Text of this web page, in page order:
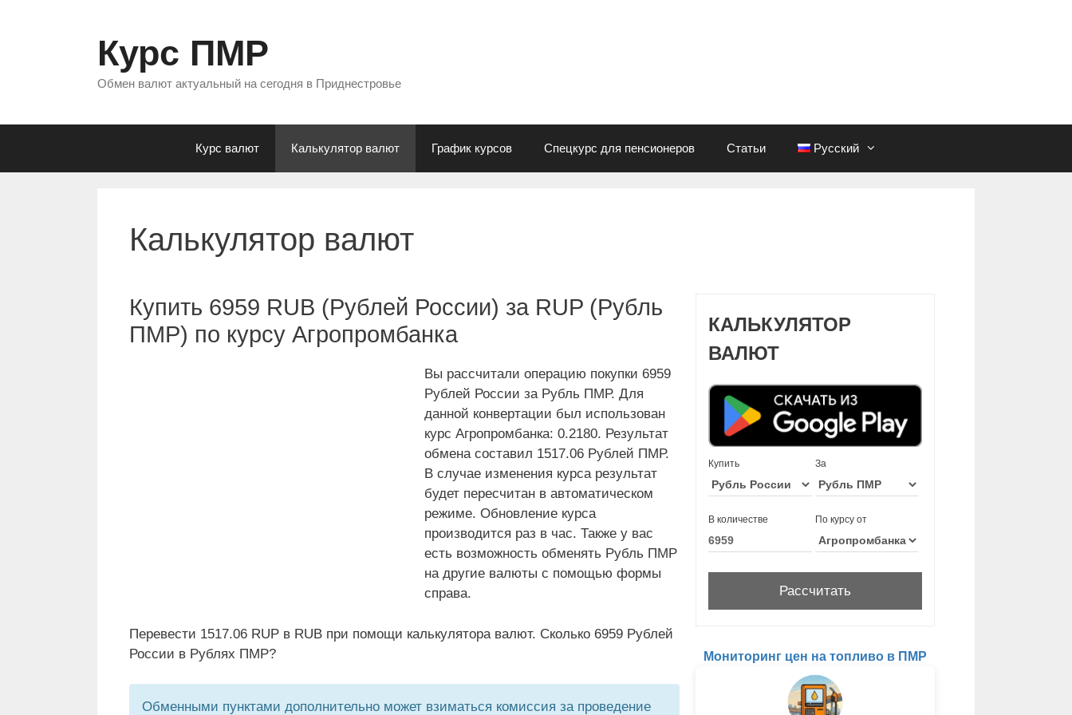
Курс ПМР
Обмен валют актуальный на сегодня в Приднестровье
Курс валют Калькулятор валют График курсов Спецкурс для пенсионеров Статьи Русский
Калькулятор валют
Купить 6959 RUB (Рублей России) за RUP (Рубль
ПМР) по курсу Агропромбанка
Вы рассчитали операцию покупки 6959
Рублей России за Рубль ПМР. Для
данной конвертации был использован
курс Агропромбанка: 0.2180. Результат
обмена составил 1517.06 Рублей ПМР.
В случае изменения курса результат
будет пересчитан в автоматическом
режиме. Обновление курса
производится раз в час. Также у вас
есть возможность обменять Рубль ПМР
на другие валюты с помощью формы
справа.
Перевести 1517.06 RUP в RUB при помощи калькулятора валют. Сколько 6959 Рублей
России в Рублях ПМР?
Обменными пунктами дополнительно может взиматься комиссия за проведение
КАЛЬКУЛЯТОР
ВАЛЮТ
Купить За
В количестве По курсу от
Мониторинг цен на топливо в ПМР